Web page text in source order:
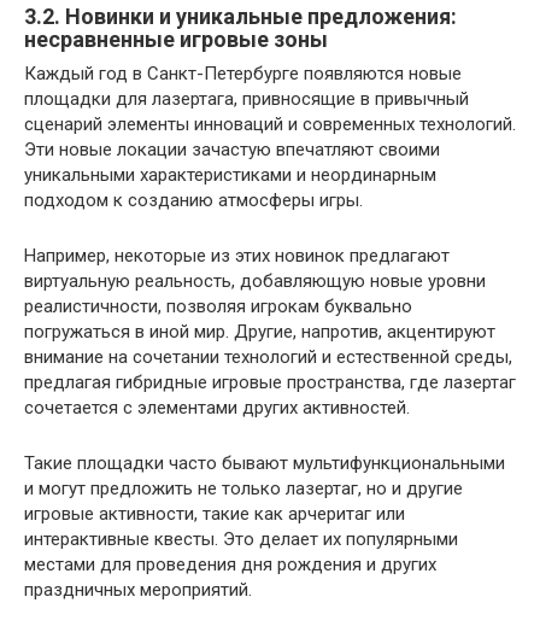
3.2. Новинки и уникальные предложения:
несравненные игровые зоны
Каждый год в Санкт-Петербурге появляются новые
площадки для лазертага, привносящие в привычный
сценарий элементы инноваций и современных технологий.
Эти новые локации зачастую впечатляют своими
уникальными характеристиками и неординарным
подходом к созданию атмосферы игры.
Например, некоторые из этих новинок предлагают
виртуальную реальность, добавляющую новые уровни
реалистичности, позволяя игрокам буквально
погружаться в иной мир. Другие, напротив, акцентируют
внимание на сочетании технологий и естественной среды,
предлагая гибридные игровые пространства, где лазертаг
сочетается с элементами других активностей.
Такие площадки часто бывают мультифункциональными
и могут предложить не только лазертаг, но и другие
игровые активности, такие как арчеритаг или
интерактивные квесты. Это делает их популярными
местами для проведения дня рождения и других
праздничных мероприятий.